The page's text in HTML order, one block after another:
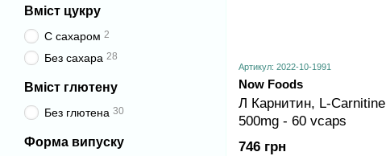
Артикул: 2022-10-1991
Now Foods
Л Карнитин, L-Carnitine
500mg - 60 vcaps
746 грн
Вміст цукру
С сахаром 2
Без сахара 28
Вміст глютену
Без глютена 30
Форма випуску